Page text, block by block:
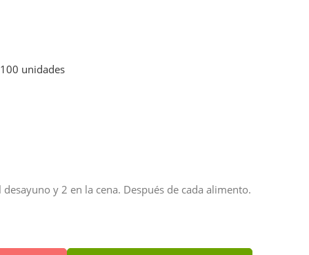
unidades
y 2 en la cena. Después de cada alimento.